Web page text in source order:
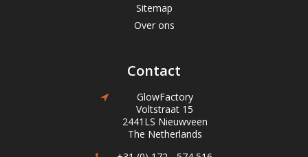
Sitemap
Over ons
Contact
GlowFactory
Voltstraat 15
2441LS Nieuwveen
The Netherlands